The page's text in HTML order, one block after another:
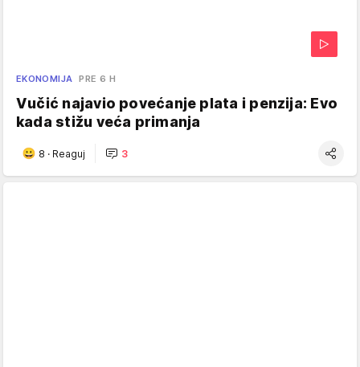
EKONOMIJA PRE 6 H
Vučić najavio povećanje plata i penzija: Evo
kada stižu veća primanja
8 · Reaguj 3